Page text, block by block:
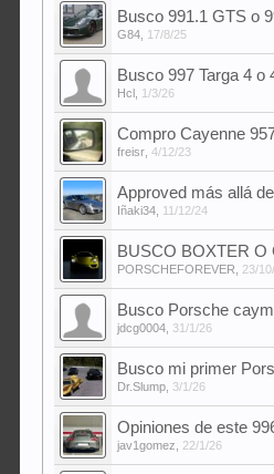
Busco 991.1 GTS o
G84 17/8/25
Busco 997 Targa 4 o
Hcl 1/3/26
Compro Cayenne
freisr ,4/12/23
Approved más allá
Iñaki34 11/12/24
BUSCO BOXTER O
PORSCHEFOREVER 23/
Busco Porsche
jdcg0004 31/1/26
Busco mi primer
Dr.Slump 3/1/26
Opiniones de este
jav1gomez 22/1/26